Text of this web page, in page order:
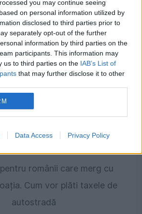
you may continue seeing
on personal information utilized by
disclosed to third parties prior to
separately opt-out of the further
information by third parties on the
participants. This information may
us to third parties on the IAB’s List of
that may further disclose it to other
Data Access Privacy Policy
în Republica Moldova:
benzina se ieftinește
românii care merg cu
Cum vor plăti taxele de
autostradă